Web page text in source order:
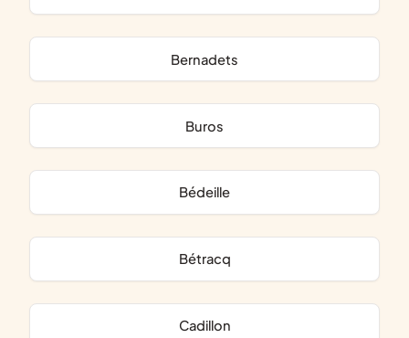
Bernadets
Buros
Bédeille
Bétracq
Cadillon